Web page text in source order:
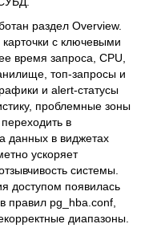
раздел Overview.
с ключевыми
время запроса, CPU,
топ-запросы и
и alert-статусы
проблемные зоны
в
данных в виджетах
ускоряет
системы.
доступом появилась
правил pg_hba.conf,
диапазоны.